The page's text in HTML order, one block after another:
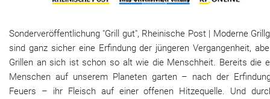
Sonderveröffentlichung "Grill gut", Rheinische Post | Moderne
sind ganz sicher eine Erfindung der jüngeren Vergangenheit,
Grillen an sich ist schon so alt wie die Menschheit. Bereits die
Menschen auf unserem Planeten garten – nach der
Feuers – ihr Fleisch auf einer offenen Hitzequelle. Und